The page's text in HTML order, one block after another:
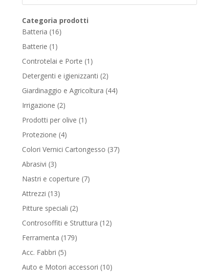
Categoria prodotti
Batteria 1616
Batterie 1 1
product
Controtelai e Porte 1 1
product
Detergenti e igienizzanti 22
products
Giardinaggio e Agricoltura 4444
Irrigazione 22
products
Prodotti per olive 1 1
Protezione 44
products
Colori Vernici Cartongesso 3737
Abrasivi 33
products
Nastri e coperture 77
Attrezzi 1313
products
Pitture speciali 22
products
Controsoffiti e Struttura 1212
Ferramenta 179179
Acc. Fabbri 55
products
Auto e Motori accessori 1010